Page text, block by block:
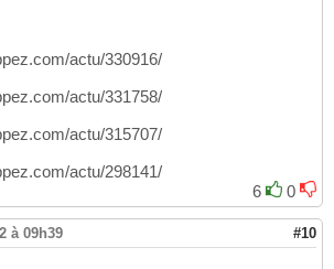
actu/330916/
actu/331758/
actu/315707/
actu/298141/
6
0
à 09h39 #10